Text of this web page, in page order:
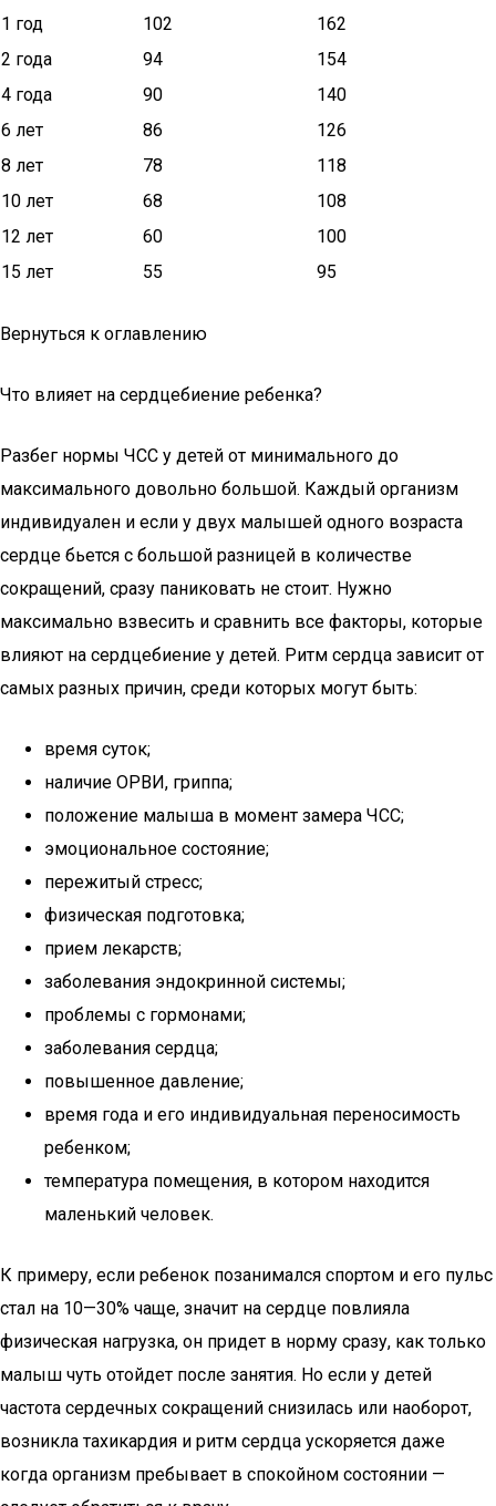
1 год 102
162
2 года
94
154
4 года
90
140
6 лет
86
126
8 лет
78
118
10 лет
68
108
12 лет
60
100
15 лет
55 95
Вернуться к оглавлению
Что влияет на сердцебиение ребенка?
Разбег нормы ЧСС у детей от минимального до
максимального довольно большой. Каждый организм
индивидуален и если у двух малышей одного возраста
сердце бьется с большой разницей в количестве
сокращений, сразу паниковать не стоит. Нужно
максимально взвесить и сравнить все факторы, которые
влияют на сердцебиение у детей. Ритм сердца зависит от
самых разных причин, среди которых могут быть:
время суток;
наличие ОРВИ, гриппа;
положение малыша в момент замера ЧСС;
эмоциональное состояние;
пережитый стресс;
физическая подготовка;
прием лекарств;
заболевания эндокринной системы;
проблемы с гормонами;
заболевания сердца;
повышенное давление;
время года и его индивидуальная переносимость
ребенком;
температура помещения, в котором находится
маленький человек.
К примеру, если ребенок позанимался спортом и его пульс
стал на 10—30% чаще, значит на сердце повлияла
физическая нагрузка, он придет в норму сразу, как только
малыш чуть отойдет после занятия. Но если у детей
частота сердечных сокращений снизилась или наоборот,
возникла тахикардия и ритм сердца ускоряется даже
когда организм пребывает в спокойном состоянии —